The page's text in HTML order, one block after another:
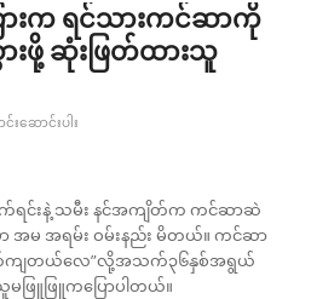
းက ရင်သားကင်ဆာကို
ဆုံးဖြတ်ထားသူ
ဆောင်းပါး
က်ရင်းနဲ့ သမီး နင်အကျိတ်က ကင်ဆာဆဲ
ာ အမ အရမ်း ဝမ်းနည်း မိတယ်။ ကင်ဆာ
ကျတယ်လေ”လို့အသက်၃၆နှစ်အရွယ်
ဖြူဖြူကပြောပါတယ်။